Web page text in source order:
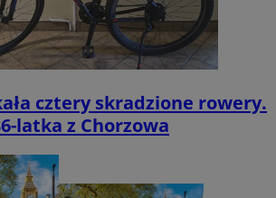
cztery skradzione rowery.
latka z Chorzowa